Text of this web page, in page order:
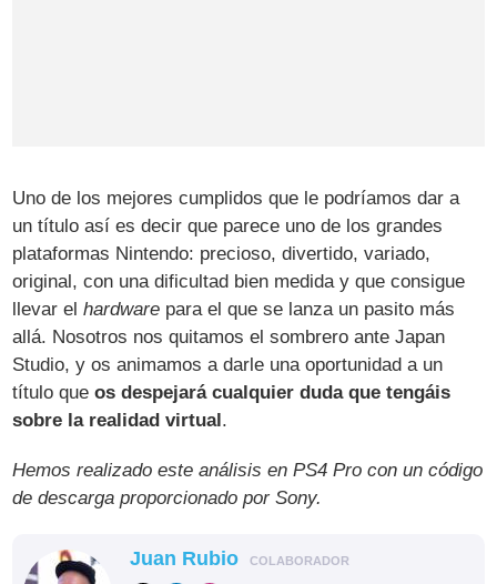
Uno de los mejores cumplidos que le podríamos dar a
un título así es decir que parece uno de los grandes
plataformas Nintendo: precioso, divertido, variado,
original, con una dificultad bien medida y que consigue
llevar elhardware para el que se lanza un pasito más
allá. Nosotros nos quitamos el sombrero ante Japan
Studio, y os animamos a darle una oportunidad a un
título queos despejará cualquier duda que tengáis
sobre la realidad virtual.
Hemos realizado este análisis en PS4 Pro con un código
de descarga proporcionado por Sony.
Juan Rubio COLABORADOR